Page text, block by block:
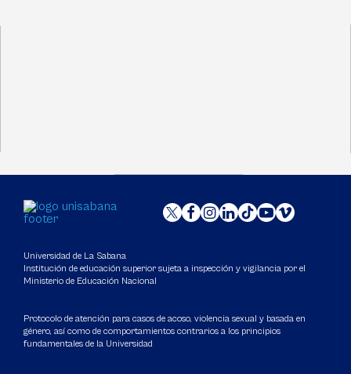
Universidad de La Sabana
Institución de educación superior sujeta a inspección y vigilancia por el
Ministerio de Educación Nacional
Protocolo de atención para casos de acoso, violencia sexual y basada en
género, así como de comportamientos contrarios a los principios
fundamentales de la Universidad